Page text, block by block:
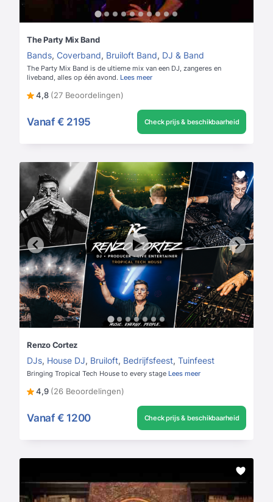
The Party Mix Band
Bands, Coverband, Bruiloft Band, DJ & Band
The Party Mix Band is de ultieme mix van een DJ, zangeres en
liveband, alles op één avond. Lees meer
4,8 (27 Beoordelingen)
Vanaf € 2195 Check prijs & beschikbaarheid
Renzo Cortez
DJs, House DJ, Bruiloft, Bedrijfsfeest, Tuinfeest
Bringing Tropical Tech House to every stage Lees meer
4,9 (26 Beoordelingen)
Vanaf € 1200 Check prijs & beschikbaarheid